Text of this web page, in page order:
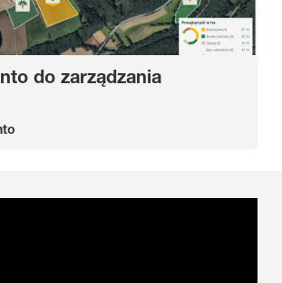
do zarządzania